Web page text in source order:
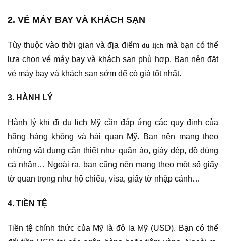
2. VÉ MÁY BAY VÀ KHÁCH SẠN
Tùy thuộc vào thời gian và địa điểm du lịch mà bạn có thể
lựa chọn vé máy bay và khách sạn phù hợp. Bạn nên đặt
vé máy bay và khách sạn sớm để có giá tốt nhất.
3. HÀNH LÝ
Hành lý khi đi du lịch Mỹ cần đáp ứng các quy định của
hãng hàng không và hải quan Mỹ. Bạn nên mang theo
những vật dụng cần thiết như quần áo, giày dép, đồ dùng
cá nhân… Ngoài ra, bạn cũng nên mang theo một số giấy
tờ quan trọng như hộ chiếu, visa, giấy tờ nhập cảnh…
4. TIỀN TỆ
Tiền tệ chính thức của Mỹ là đô la Mỹ (USD). Bạn có thể